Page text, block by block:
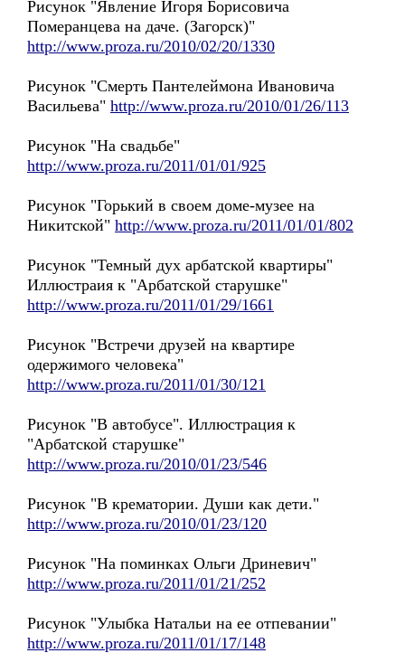
Рисунок "Явление Игоря Борисовича
Померанцева на даче. (Загорск)"
http://www.proza.ru/2010/02/20/1330
Рисунок "Смерть Пантелеймона Ивановича
Васильева" http://www.proza.ru/2010/01/26/113
Рисунок "На свадьбе"
http://www.proza.ru/2011/01/01/925
Рисунок "Горький в своем доме-музее на
Никитской" http://www.proza.ru/2011/01/01/802
Рисунок "Темный дух арбатской квартиры"
Иллюстраия к "Арбатской старушке"
http://www.proza.ru/2011/01/29/1661
Рисунок "Встречи друзей на квартире
одержимого человека"
http://www.proza.ru/2011/01/30/121
Рисунок "В автобусе". Иллюстрация к
"Арбатской старушке"
http://www.proza.ru/2010/01/23/546
Рисунок "В крематории. Души как дети."
http://www.proza.ru/2010/01/23/120
Рисунок "На поминках Ольги Дриневич"
http://www.proza.ru/2011/01/21/252
Рисунок "Улыбка Натальи на ее отпевании"
http://www.proza.ru/2011/01/17/148